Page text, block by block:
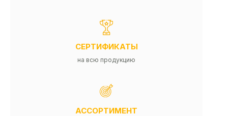
СЕРТИФИКАТЫ
на всю продукцию
АССОРТИМЕНТ